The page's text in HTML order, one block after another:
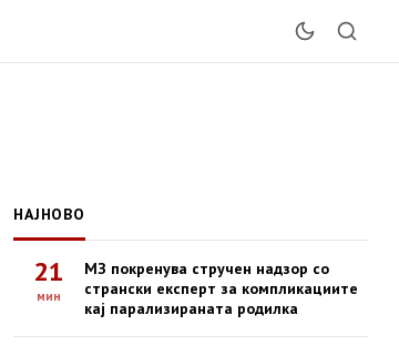
НАЈНОВО
21
мин
МЗ покренува стручен надзор со
странски експерт за компликациите
кај парализираната родилка